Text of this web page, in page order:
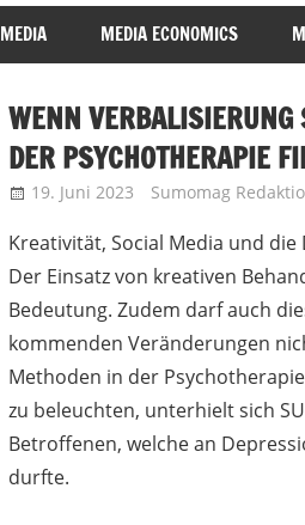
MEDIA MEDIA ECONOMICS
WENN
DER PSYCHOTHERAPIE
19. Juni 2023 Sumomag
Kreativität, Social Media und
Der Einsatz von kreativen
Bedeutung. Zudem darf auch
kommenden Veränderungen
Methoden in der
zu beleuchten, unterhielt sich
Betroffenen, welche an
durfte.